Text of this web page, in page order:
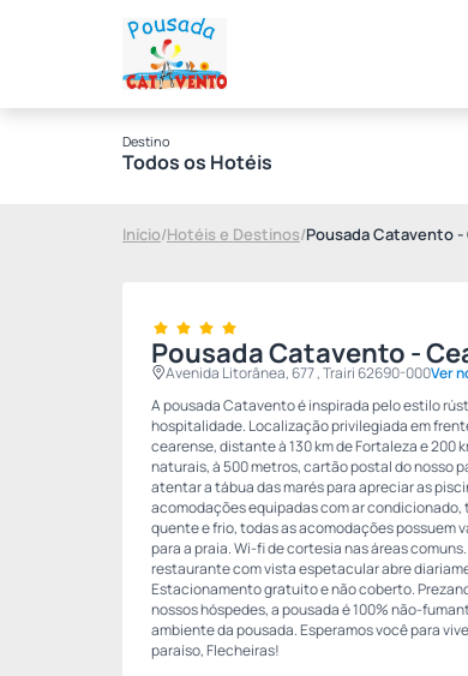
Destino
Todos os Hotéis
Início/Hotéis e Destinos/Pousada Catavento -
Pousada Catavento -
Avenida Litorânea, 677 , Trairi 62690-000Ver
A pousada Catavento é inspirada pelo estilo
hospitalidade. Localização privilegiada em
cearense, distante à 130 km de Fortaleza e 200
naturais, à 500 metros, cartão postal do nosso
atentar a tábua das marés para apreciar as
acomodações equipadas com ar
quente e frio, todas as acomodações possuem
para a praia. Wi-fi de cortesia nas áreas
restaurante com vista espetacular abre
Estacionamento gratuito e não coberto.
nossos hóspedes, a pousada é 100% não-
ambiente da pousada. Esperamos você para
paraíso, Flecheiras!